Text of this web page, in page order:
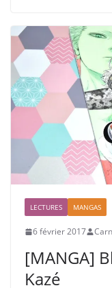
LECTURES MANGAS
6 février 2017
[MANGA]
Kazé